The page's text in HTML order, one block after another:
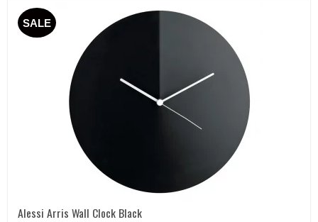
SALE
Alessi Arris Wall Clock Black